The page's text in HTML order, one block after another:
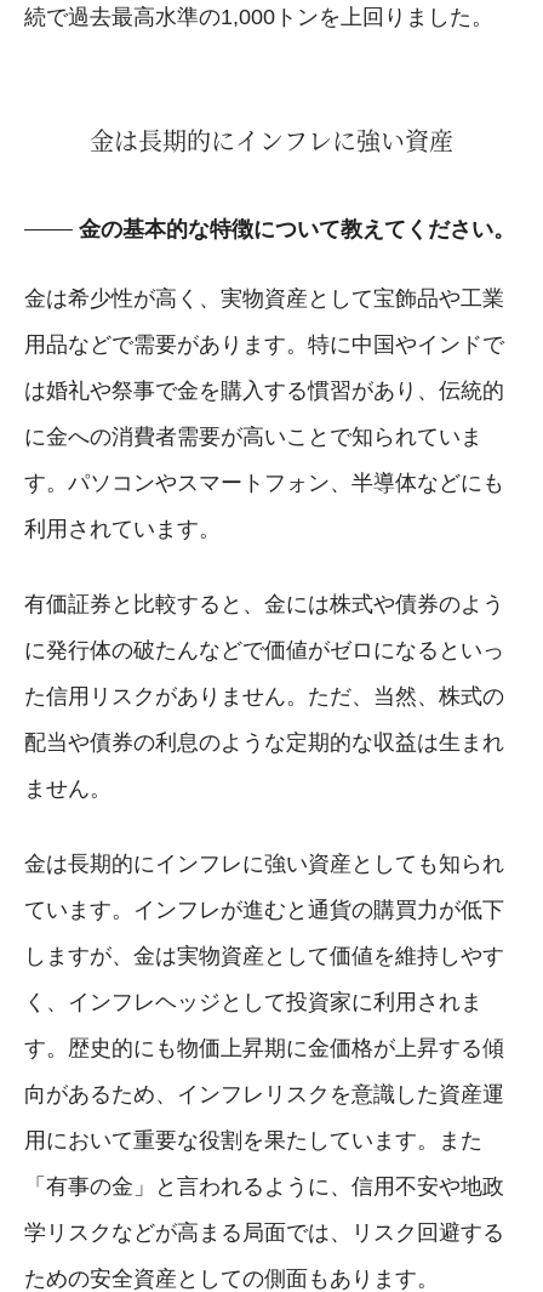
続で過去最高水準の1,000トンを上回りました。
金は長期的にインフレに強い資産
金の基本的な特徴について教えてください。
金は希少性が高く、実物資産として宝飾品や工業
用品などで需要があります。特に中国やインドで
は婚礼や祭事で金を購入する慣習があり、伝統的
に金への消費者需要が高いことで知られていま
す。パソコンやスマートフォン、半導体などにも
利用されています。
有価証券と比較すると、金には株式や債券のよう
に発行体の破たんなどで価値がゼロになるといっ
た信用リスクがありません。ただ、当然、株式の
配当や債券の利息のような定期的な収益は生まれ
ません。
金は長期的にインフレに強い資産としても知られ
ています。インフレが進むと通貨の購買力が低下
しますが、金は実物資産として価値を維持しやす
く、インフレヘッジとして投資家に利用されま
す。歴史的にも物価上昇期に金価格が上昇する傾
向があるため、インフレリスクを意識した資産運
用において重要な役割を果たしています。また
「有事の金」と言われるように、信用不安や地政
学リスクなどが高まる局面では、リスク回避する
ための安全資産としての側面もあります。